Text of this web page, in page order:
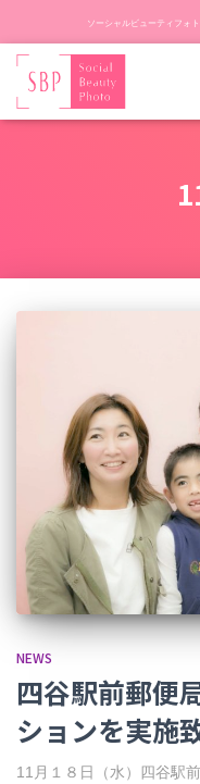
ソーシャルビューティフォ
NEWS
四谷駅前郵便
ションを実施
11月１８日（水）四谷駅